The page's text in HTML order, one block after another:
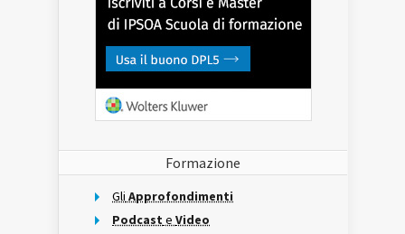
Formazione
Gli Approfondimenti
Podcast e Video